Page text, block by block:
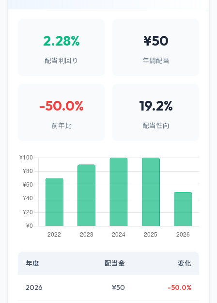
2.28%
配当利回り
¥50
年間配当
-50.0%
前年比
19.2%
配当性向
年度 配当金 変化
2026 ¥50 -50.0%